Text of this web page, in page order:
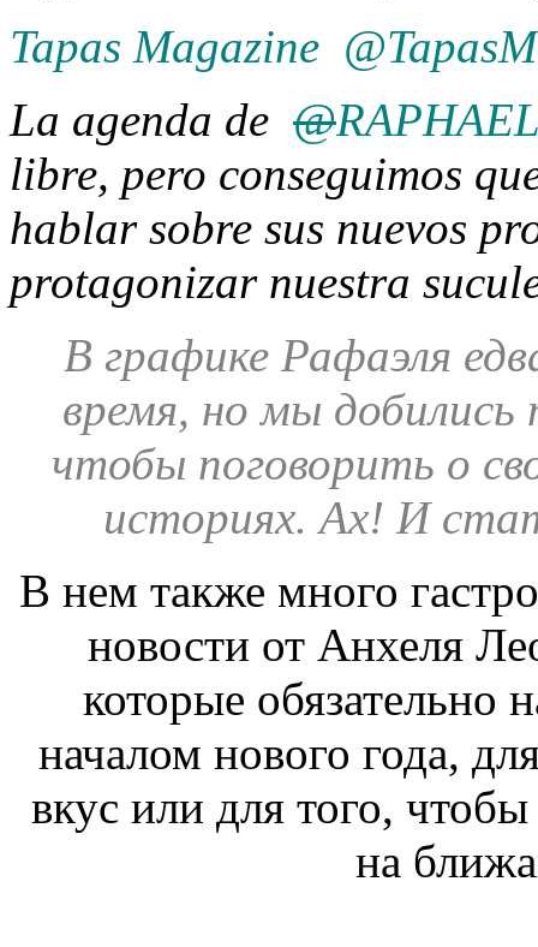
Tapas Magazine‏
La agenda de @
libre, pero conseguimos
hablar sobre sus nuevos
protagonizar nuestra
В графике Рафаэля
время, но мы
чтобы поговорить о
историях. Ах! И
В нем также много
новости от Анхеля
которые обязательно
началом нового года,
вкус или для того,
на